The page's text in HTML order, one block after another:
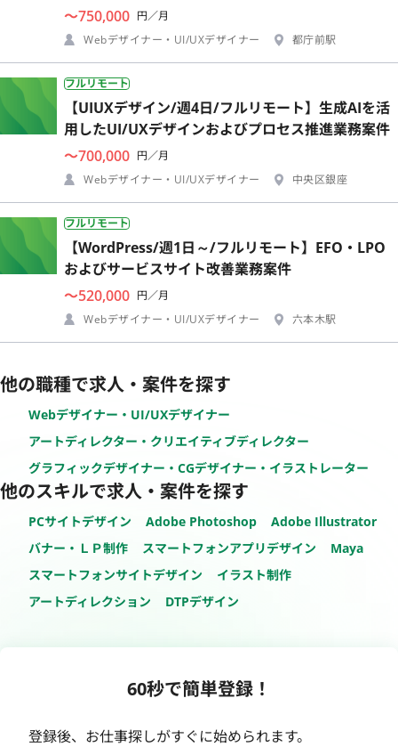
〜750,000 円／月
Webデザイナー・UI/UXデザイナー
都庁前駅
フルリモート
【UIUXデザイン/週4日/フルリモート】生成AIを活
用したUI/UXデザインおよびプロセス推進業務案件
〜700,000 円／月
Webデザイナー・UI/UXデザイナー
中央区銀座
フルリモート
【WordPress/週1日～/フルリモート】EFO・LPO
およびサービスサイト改善業務案件
〜520,000 円／月
Webデザイナー・UI/UXデザイナー
六本木駅
他の職種で求人・案件を探す
Webデザイナー・UI/UXデザイナー
アートディレクター・クリエイティブディレクター
グラフィックデザイナー・CGデザイナー・イラストレーター
他のスキルで求人・案件を探す
PCサイトデザイン Adobe Photoshop
Adobe Illustrator
バナー・ＬＰ制作
スマートフォンアプリデザイン
Maya
スマートフォンサイトデザイン
イラスト制作
アートディレクション
DTPデザイン
60秒で簡単登録！
登録後、お仕事探しがすぐに始められます。